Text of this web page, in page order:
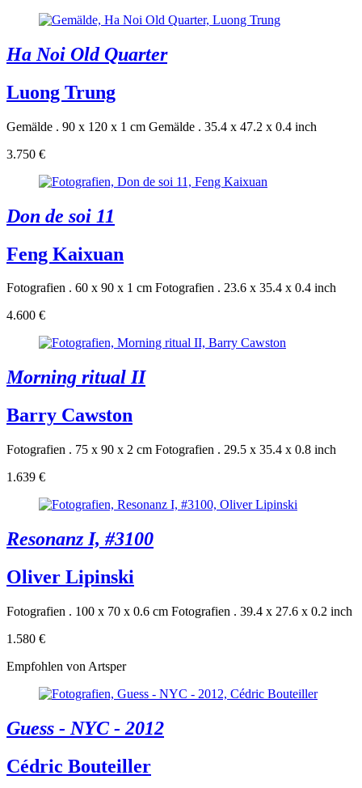
Ha Noi Old Quarter
Luong Trung
Gemälde . 90 x 120 x 1 cm Gemälde . 35.4 x 47.2 x 0.4 inch
3.750 €
Don de soi 11
Feng Kaixuan
Fotografien . 60 x 90 x 1 cm Fotografien . 23.6 x 35.4 x 0.4 inch
4.600 €
Morning ritual II
Barry Cawston
Fotografien . 75 x 90 x 2 cm Fotografien . 29.5 x 35.4 x 0.8 inch
1.639 €
Resonanz I, #3100
Oliver Lipinski
Fotografien . 100 x 70 x 0.6 cm Fotografien . 39.4 x 27.6 x 0.2 inch
1.580 €
Empfohlen von Artsper
Guess - NYC - 2012
Cédric Bouteiller